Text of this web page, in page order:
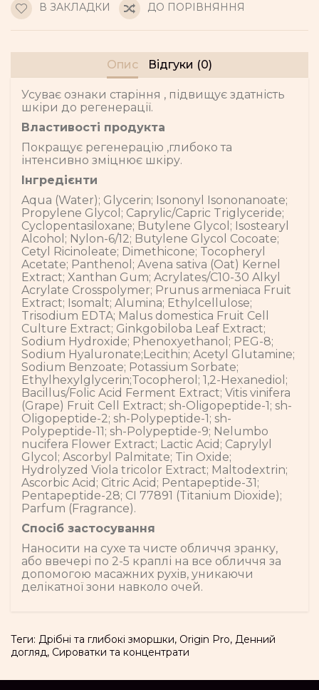
В ЗАКЛАДКИ ДО ПОРІВНЯННЯ
Опис Відгуки (0)
Усуває ознаки старіння , підвищує здатність
шкіри до регенерації.
Властивості продукта
Покращує регенерацію ,глибоко та
інтенсивно зміцнює шкіру.
Інгредієнти
Aqua (Water); Glycerin; Isononyl Isononanoate;
Propylene Glycol; Caprylic/Capric Triglyceride;
Cyclopentasiloxane; Butylene Glycol; Isostearyl
Alcohol; Nylon-6/12; Butylene Glycol Cocoate;
Cetyl Ricinoleate; Dimethicone; Tocopheryl
Acetate; Panthenol; Avena sativa (Oat) Kernel
Extract; Xanthan Gum; Acrylates/C10-30 Alkyl
Acrylate Crosspolymer; Prunus armeniaca Fruit
Extract; Isomalt; Alumina; Ethylcellulose;
Trisodium EDTA; Malus domestica Fruit Cell
Culture Extract; Ginkgobiloba Leaf Extract;
Sodium Hydroxide; Phenoxyethanol; PEG-8;
Sodium Hyaluronate;Lecithin; Acetyl Glutamine;
Sodium Benzoate; Potassium Sorbate;
Ethylhexylglycerin;Tocopherol; 1,2-Hexanediol;
Bacillus/Folic Acid Ferment Extract; Vitis vinifera
(Grape) Fruit Cell Extract; sh-Oligopeptide-1; sh-
Oligopeptide-2; sh-Polypeptide-1; sh-
Polypeptide-11; sh-Polypeptide-9; Nelumbo
nucifera Flower Extract; Lactic Acid; Caprylyl
Glycol; Ascorbyl Palmitate; Tin Oxide;
Hydrolyzed Viola tricolor Extract; Maltodextrin;
Ascorbic Acid; Citric Acid; Pentapeptide-31;
Pentapeptide-28; CI 77891 (Titanium Dioxide);
Parfum (Fragrance).
Спосіб застосування
Наносити на сухе та чисте обличчя зранку,
або ввечері по 2-5 краплі на все обличчя за
допомогою масажних рухів, уникаючи
делікатної зони навколо очей.
Теги: Дрібні та глибокі зморшки, Origin Pro, Денний
догляд, Сироватки та концентрати